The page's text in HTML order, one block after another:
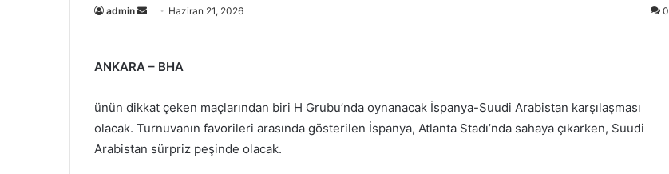
admin
Bir
göndermek
Haziran 21, 2026 0
ANKARA – BHA
ünün dikkat çeken maçlarından biri H Grubu’nda oynanacak İspanya-Suudi Arabistan karşılaşması
olacak. Turnuvanın favorileri arasında gösterilen İspanya, Atlanta Stadı’nda sahaya çıkarken, Suudi
Arabistan sürpriz peşinde olacak.